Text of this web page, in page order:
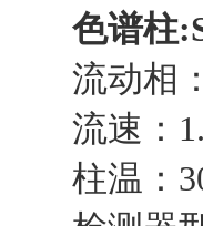
色谱柱
流动相
流速：
柱温：